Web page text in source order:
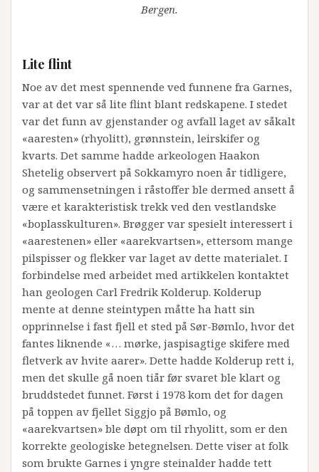
Bergen.
Lite flint
Noe av det mest spennende ved funnene fra Garnes,
var at det var så lite flint blant redskapene. I stedet
var det funn av gjenstander og avfall laget av såkalt
«aaresten» (rhyolitt), grønnstein, leirskifer og
kvarts. Det samme hadde arkeologen Haakon
Shetelig observert på Sokkamyro noen år tidligere,
og sammensetningen i råstoffer ble dermed ansett å
være et karakteristisk trekk ved den vestlandske
«boplasskulturen». Brøgger var spesielt interessert i
«aarestenen» eller «aarekvartsen», ettersom mange
pilspisser og flekker var laget av dette materialet. I
forbindelse med arbeidet med artikkelen kontaktet
han geologen Carl Fredrik Kolderup. Kolderup
mente at denne steintypen måtte ha hatt sin
opprinnelse i fast fjell et sted på Sør-Bømlo, hvor det
fantes liknende «… mørke, jaspisagtige skifere med
fletverk av hvite aarer». Dette hadde Kolderup rett i,
men det skulle gå noen tiår før svaret ble klart og
bruddstedet funnet. Først i 1978 kom det for dagen
på toppen av fjellet Siggjo på Bømlo, og
«aarekvartsen» ble døpt om til rhyolitt, som er den
korrekte geologiske betegnelsen. Dette viser at folk
som brukte Garnes i yngre steinalder hadde tett